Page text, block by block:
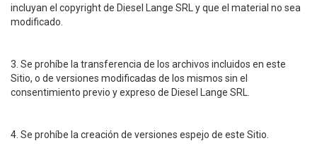
incluyan el copyright de Diesel Lange SRL y que el material no sea
modificado.
3. Se prohíbe la transferencia de los archivos incluidos en este
Sitio, o de versiones modificadas de los mismos sin el
consentimiento previo y expreso de Diesel Lange SRL.
4. Se prohíbe la creación de versiones espejo de este Sitio.